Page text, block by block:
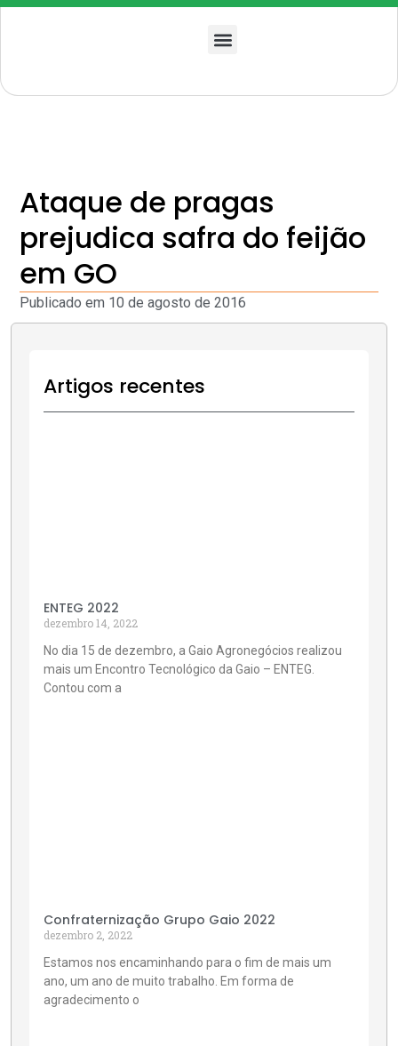
Ataque de pragas
prejudica safra do feijão
em GO
Publicado em 10 de agosto de 2016
Artigos recentes
ENTEG 2022
dezembro 14, 2022
No dia 15 de dezembro, a Gaio Agronegócios realizou
mais um Encontro Tecnológico da Gaio – ENTEG.
Contou com a
Confraternização Grupo Gaio 2022
dezembro 2, 2022
Estamos nos encaminhando para o fim de mais um
ano, um ano de muito trabalho. Em forma de
agradecimento o